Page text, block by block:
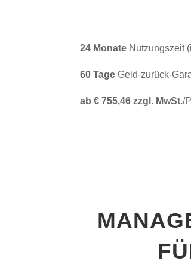
24 Monate Nutzungszeit
60 Tage Geld-zurück-
ab € 755,46 zzgl. MwSt./